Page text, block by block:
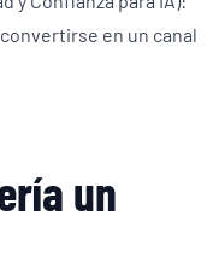
en un canal
un